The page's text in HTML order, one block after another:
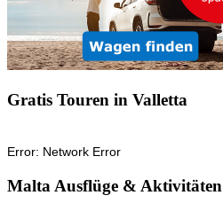
Gratis Touren in Valletta
Malta Ausflüge & Aktivitäten